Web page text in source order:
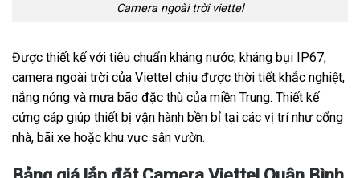
Camera ngoài trời viettel
Được thiết kế với tiêu chuẩn kháng nước, kháng bụi IP67,
camera ngoài trời của Viettel chịu được thời tiết khắc nghiệt,
nắng nóng và mưa bão đặc thù của miền Trung. Thiết kế
cứng cáp giúp thiết bị vận hành bền bỉ tại các vị trí như cổng
nhà, bãi xe hoặc khu vực sân vườn.